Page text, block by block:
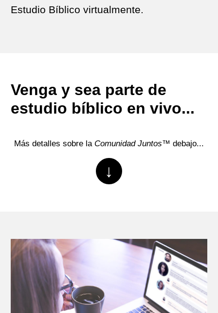
Estudio Bíblico virtualmente.
Venga y sea parte de
estudio bíblico en vivo...
Más detalles sobre la Comunidad Juntos™ debajo...
↓